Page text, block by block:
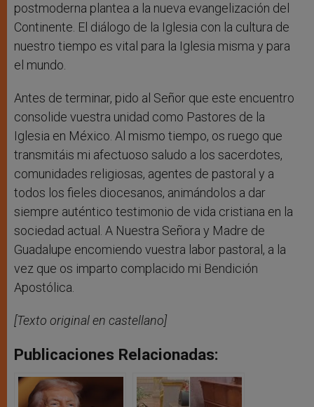
postmoderna plantea a la nueva evangelización del
Continente. El diálogo de la Iglesia con la cultura de
nuestro tiempo es vital para la Iglesia misma y para
el mundo.
Antes de terminar, pido al Señor que este encuentro
consolide vuestra unidad como Pastores de la
Iglesia en México. Al mismo tiempo, os ruego que
transmitáis mi afectuoso saludo a los sacerdotes,
comunidades religiosas, agentes de pastoral y a
todos los fieles diocesanos, animándolos a dar
siempre auténtico testimonio de vida cristiana en la
sociedad actual. A Nuestra Señora y Madre de
Guadalupe encomiendo vuestra labor pastoral, a la
vez que os imparto complacido mi Bendición
Apostólica.
[Texto original en castellano]
Publicaciones Relacionadas: